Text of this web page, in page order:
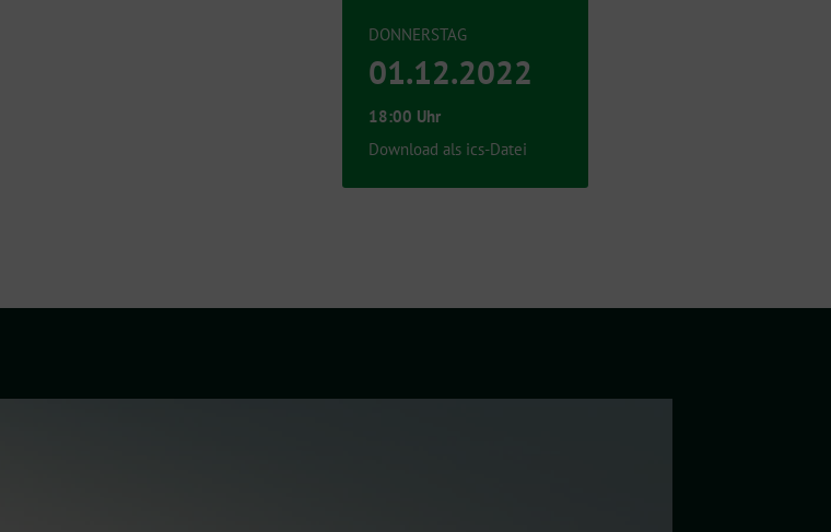
DONNERSTAG
01.12.2022
18:00 Uhr
Download als ics-Datei